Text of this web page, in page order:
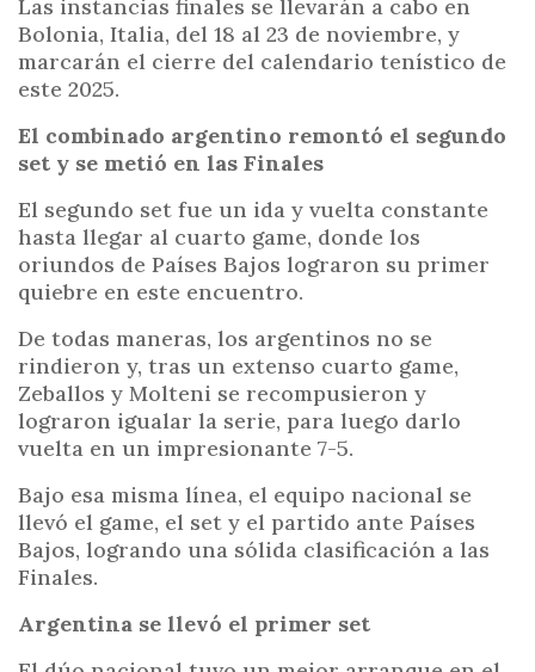
Las instancias finales se llevarán a cabo en
Bolonia, Italia, del 18 al 23 de noviembre, y
marcarán el cierre del calendario tenístico de
este 2025.
El combinado argentino remontó el segundo
set y se metió en las Finales
El segundo set fue un ida y vuelta constante
hasta llegar al cuarto game, donde los
oriundos de Países Bajos lograron su primer
quiebre en este encuentro.
De todas maneras, los argentinos no se
rindieron y, tras un extenso cuarto game,
Zeballos y Molteni se recompusieron y
lograron igualar la serie, para luego darlo
vuelta en un impresionante 7-5.
Bajo esa misma línea, el equipo nacional se
llevó el game, el set y el partido ante Países
Bajos, logrando una sólida clasificación a las
Finales.
Argentina se llevó el primer set